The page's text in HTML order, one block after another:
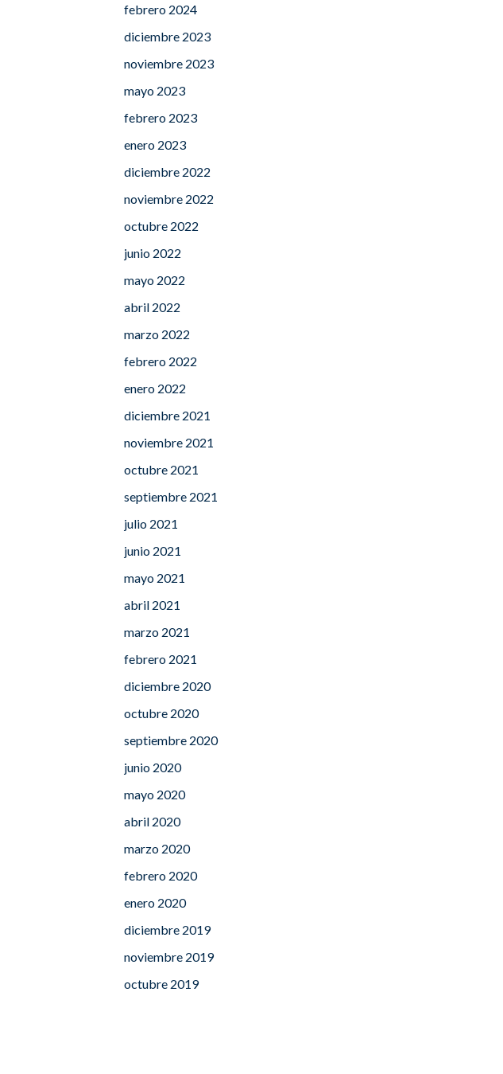
febrero 2024
diciembre 2023
noviembre 2023
mayo 2023
febrero 2023
enero 2023
diciembre 2022
noviembre 2022
octubre 2022
junio 2022
mayo 2022
abril 2022
marzo 2022
febrero 2022
enero 2022
diciembre 2021
noviembre 2021
octubre 2021
septiembre 2021
julio 2021
junio 2021
mayo 2021
abril 2021
marzo 2021
febrero 2021
diciembre 2020
octubre 2020
septiembre 2020
junio 2020
mayo 2020
abril 2020
marzo 2020
febrero 2020
enero 2020
diciembre 2019
noviembre 2019
octubre 2019